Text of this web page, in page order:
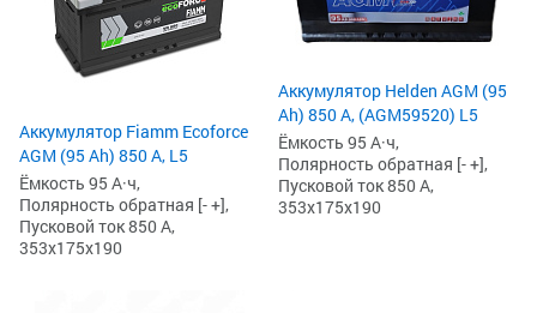
Аккумулятор Fiamm Ecoforce
AGM (95 Ah) 850 A, L5
Ёмкость 95 А·ч,
Полярность обратная [- +],
Пусковой ток 850 А,
353x175x190
Аккумулятор Helden AGM (95
Ah) 850 А, (AGM59520) L5
Ёмкость 95 А·ч,
Полярность обратная [- +],
Пусковой ток 850 А,
353x175x190